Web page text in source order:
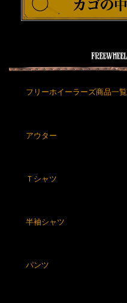
フリーホイーラーズ商品一覧
アウター
Ｔシャツ
半袖シャツ
パンツ